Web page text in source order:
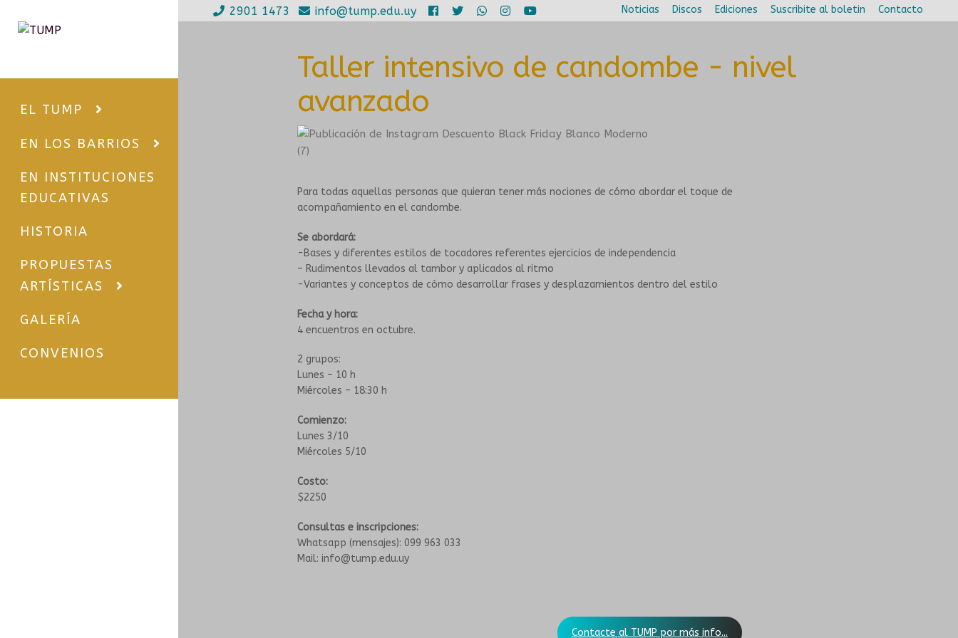
2901 1473 info@tump.edu.uy Noticias Discos Ediciones Suscribite al boletin Contacto
navegación
EL TUMP
EN LOS BARRIOS
EN INSTITUCIONES
EDUCATIVAS
HISTORIA
PROPUESTAS
ARTÍSTICAS
GALERÍA
CONVENIOS
Taller intensivo de candombe - nivel
avanzado
Para todas aquellas personas que quieran tener más nociones de cómo abordar el toque de
acompañamiento en el candombe.
Se abordará:
-Bases y diferentes estilos de tocadores referentes ejercicios de independencia
– Rudimentos llevados al tambor y aplicados al ritmo
-Variantes y conceptos de cómo desarrollar frases y desplazamientos dentro del estilo
Fecha y hora:
4 encuentros en octubre.
2 grupos:
Lunes – 10 h
Miércoles – 18:30 h
Comienzo:
Lunes 3/10
Miércoles 5/10
Costo:
$2250
Consultas e inscripciones:
Whatsapp (mensajes): 099 963 033
Mail: info@tump.edu.uy
Contacte al TUMP por más info...